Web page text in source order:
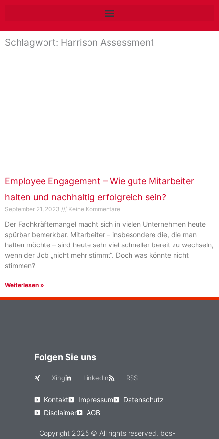
springen
Schlagwort: Harrison Assessment
Employee Engagement – Wie gute Mitarbeiter
halten und nachhaltig erfolgreich sein?
September 21, 2023 Keine Kommentare
Der Fachkräftemangel macht sich in vielen Unternehmen heute
spürbar bemerkbar. Mitarbeiter – insbesondere die, die man
halten möchte – sind heute sehr viel schneller bereit zu wechseln,
wenn der Job „nicht mehr stimmt“. Doch was könnte nicht
stimmen?
Weiterlesen »
Folgen Sie uns
Xing Linkedin RSS
Kontakt Impressum
Datenschutz
Disclaimer
AGB
Copyright 2025 © All rights reserved. bcs-